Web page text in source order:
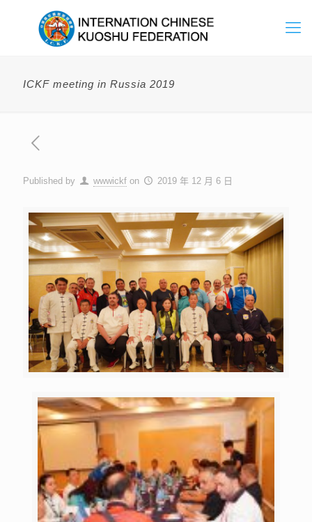
ICKF meeting in Russia 2019
Published by wwwickf on 2019 年 12 月 6 日